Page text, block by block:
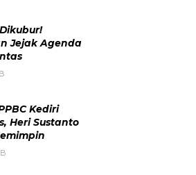
Jejak Agenda
Kediri
Heri Sustanto